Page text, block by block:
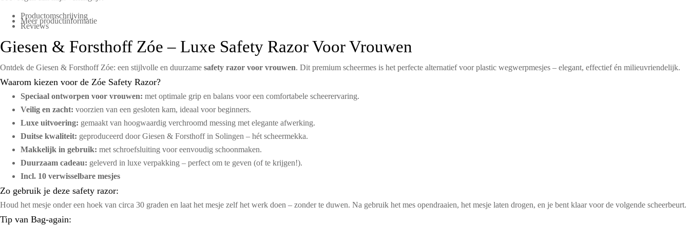
Productomschrijving
Meer productinformatie
Reviews
Giesen & Forsthoff Zóe – Luxe Safety Razor Voor Vrouwen
Ontdek de Giesen & Forsthoff Zóe: een stijlvolle en duurzame safety razor voor vrouwen. Dit premium scheermes is het perfecte alternatief voor plastic wegwerpmesjes – elegant, effectief én milieuvriendelijk.
Waarom kiezen voor de Zóe Safety Razor?
Speciaal ontworpen voor vrouwen: met optimale grip en balans voor een comfortabele scheerervaring.
Veilig en zacht: voorzien van een gesloten kam, ideaal voor beginners.
Luxe uitvoering: gemaakt van hoogwaardig verchroomd messing met elegante afwerking.
Duitse kwaliteit: geproduceerd door Giesen & Forsthoff in Solingen – hét scheermekka.
Makkelijk in gebruik: met schroefsluiting voor eenvoudig schoonmaken.
Duurzaam cadeau: geleverd in luxe verpakking – perfect om te geven (of te krijgen!).
Incl. 10 verwisselbare mesjes
Zo gebruik je deze safety razor:
Houd het mesje onder een hoek van circa 30 graden en laat het mesje zelf het werk doen – zonder te duwen. Na gebruik het mes opendraaien, het mesje laten drogen, en je bent klaar voor de volgende scheerbeurt.
Tip van Bag-again: